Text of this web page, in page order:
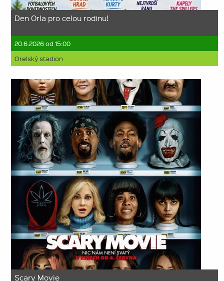
Den Orla pro celou rodinu!
20.6.2026 od 15:00
Orelský stadion
Scary Movie